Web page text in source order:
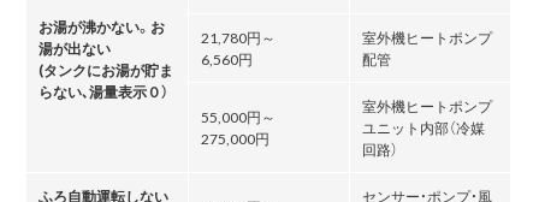
お湯が沸かない。お
湯が出ない
(タンクにお湯が貯ま
らない､湯量表示０）
21,780円～
6,560円
室外機ヒートポンプ
配管
55,000円～
275,000円
室外機ヒートポンプ
ユニット内部（冷媒
回路）
ふろ自動運転しない
センサー・ポンプ・風